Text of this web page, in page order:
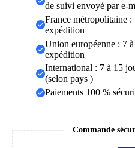
de suivi envoyé par e-
France métropolitaine :
expédition
Union européenne : 7
expédition
International : 7 à 15
(selon pays )
Paiements 100 %
Commande